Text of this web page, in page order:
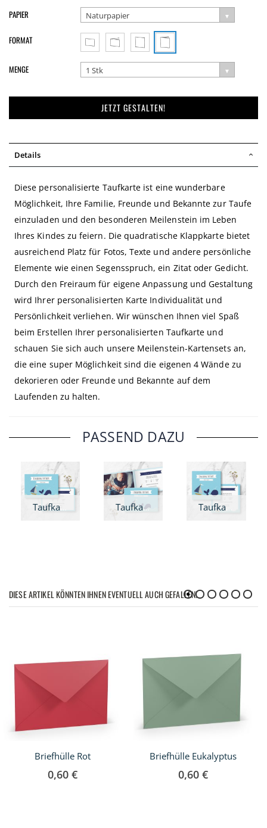
MENGE 1 Stk
PAPIER Naturpapier
FORMAT
JETZT GESTALTEN!
Details
Diese personalisierte Taufkarte ist eine wunderbare
Möglichkeit, Ihre Familie, Freunde und Bekannte zur Taufe
einzuladen und den besonderen Meilenstein im Leben
Ihres Kindes zu feiern. Die quadratische Klappkarte bietet
ausreichend Platz für Fotos, Texte und andere persönliche
Elemente wie einen Segensspruch, ein Zitat oder Gedicht.
Durch den Freiraum für eigene Anpassung und Gestaltung
wird Ihrer personalisierten Karte Individualität und
Persönlichkeit verliehen. Wir wünschen Ihnen viel Spaß
beim Erstellen Ihrer personalisierten Taufkarte und
schauen Sie sich auch unsere Meilenstein-Kartensets an,
die eine super Möglichkeit sind die eigenen 4 Wände zu
dekorieren oder Freunde und Bekannte auf dem
Laufenden zu halten.
PASSEND DAZU
Taufkarte Auf See - A6 Klappkarte Taufkarte Auf See - quadratisch
DIESE ARTIKEL KÖNNTEN IHNEN EVENTUELL AUCH GEFALLEN!
Briefhülle Rot
0,60 €
Briefhülle Eukalyptus
0,60 €